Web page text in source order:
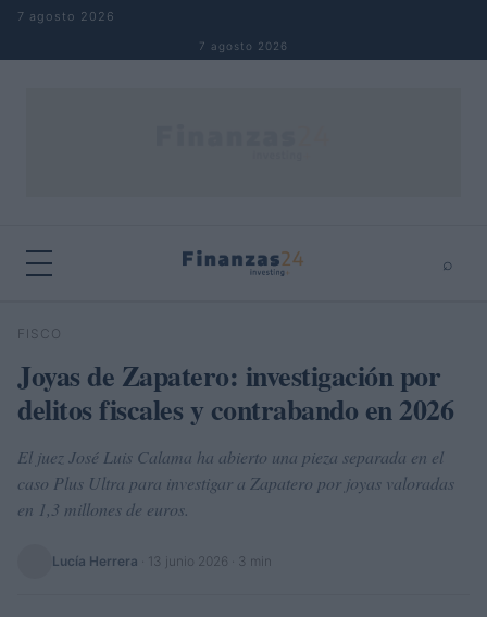
Saltar al contenido
7 agosto 2026
7 agosto 2026
⌕
Buscar
FISCO
Joyas de Zapatero: investigación por
delitos fiscales y contrabando en 2026
El juez José Luis Calama ha abierto una pieza separada en el
caso Plus Ultra para investigar a Zapatero por joyas valoradas
en 1,3 millones de euros.
Lucía Herrera 13 junio 2026 · 3 min